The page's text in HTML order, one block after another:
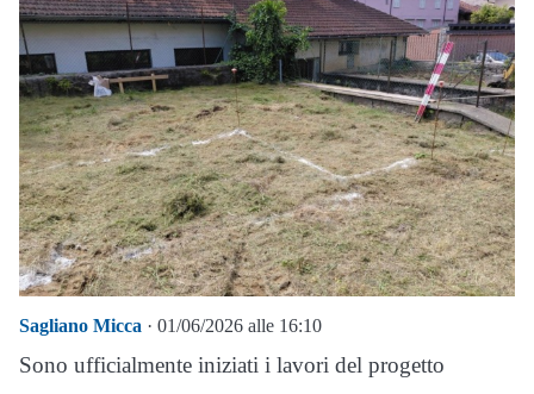
Sagliano Micca · 01/06/2026 alle 16:10
Sono ufficialmente iniziati i lavori del progetto